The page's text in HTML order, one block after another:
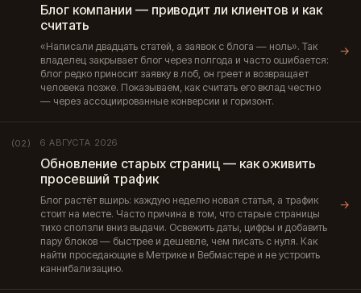
Блог компании — приводит ли клиентов и как
считать
«Написали двадцать статей, а заявок с блога — ноль». Так
владелец закрывает блог через полгода и часто ошибается:
блог редко приносит заявку в лоб, он греет и возвращает
человека позже. Показываем, как считать его вклад честно
— через ассоциированные конверсии и горизонт.
→
(02) 6 АВГУСТА 2026
Обновление старых страниц — как оживить
просевший трафик
Блог растёт вширь: каждую неделю новая статья, а трафик
стоит на месте. Часто причина в том, что старые страницы
тихо сползли вниз выдачи. Освежить даты, цифры и добавить
пару блоков — быстрее и дешевле, чем писать с нуля. Как
найти проседающие в Метрике и Вебмастере и не устроить
каннибализацию.
→